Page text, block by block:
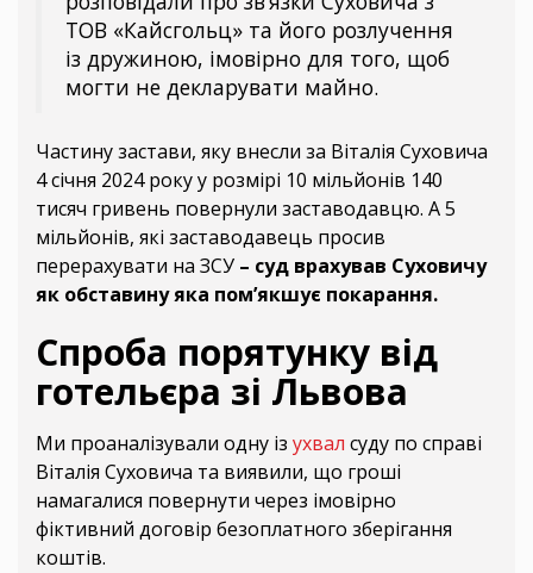
ТОВ «Кайсгольц» та його розлучення
із дружиною, імовірно для того, щоб
могти не декларувати майно.
Частину застави, яку внесли за Віталія Суховича
4 січня 2024 року у розмірі 10 мільйонів 140
тисяч гривень повернули заставодавцю. А 5
мільйонів, які заставодавець просив
перерахувати на ЗСУ – суд врахував Суховичу
як обставину яка пом’якшує покарання.
Спроба порятунку від
готельєра зі Львова
Ми проаналізували одну із ухвал суду по справі
Віталія Суховича та виявили, що гроші
намагалися повернути через імовірно
фіктивний договір безоплатного зберігання
коштів.